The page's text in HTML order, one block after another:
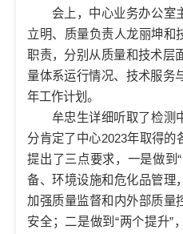
会上，中心业务办公室
立明、质量负责人龙丽坤和
职责，分别从质量和技术层
量体系运行情况、技术服务
年工作计划。
牟忠生详细听取了检测
分肯定了中心2023年取得的
提出了三点要求，一是做到
备、环境设施和危化品管理
加强质量监督和内外部质量
安全；二是做到“两个提升”